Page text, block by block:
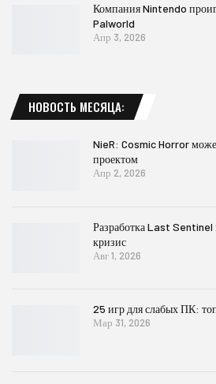
Компания Nintendo
Palworld
Апр 3, 2026
НОВОСТЬ МЕСЯЦА:
NieR: Cosmic Horror
проектом
Апр 2, 2026
Разработка Last Sentinel
кризис
Авг 1, 2026
25 игр для слабых ПК:
Мар 31, 2026